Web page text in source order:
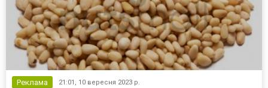
Реклама 21:01, 10 вересня 2023 р.